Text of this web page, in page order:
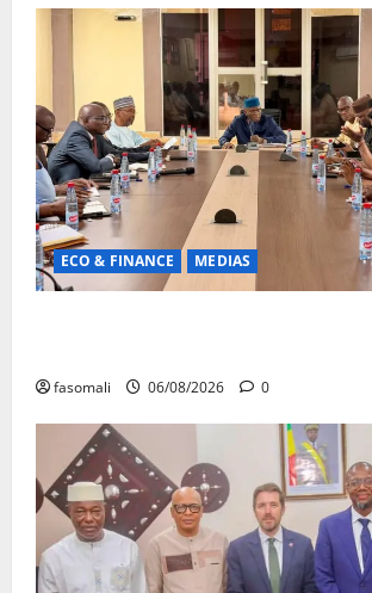
ECO & FINANCE MEDIAS
fasomali 06/08/2026 0